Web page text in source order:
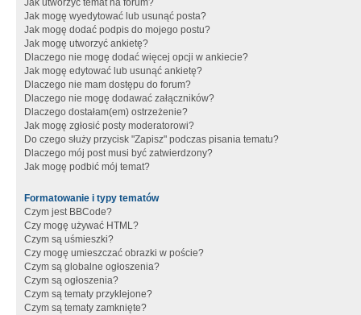
Jak utworzyć temat na forum?
Jak mogę wyedytować lub usunąć posta?
Jak mogę dodać podpis do mojego postu?
Jak mogę utworzyć ankietę?
Dlaczego nie mogę dodać więcej opcji w ankiecie?
Jak mogę edytować lub usunąć ankietę?
Dlaczego nie mam dostępu do forum?
Dlaczego nie mogę dodawać załączników?
Dlaczego dostałam(em) ostrzeżenie?
Jak mogę zgłosić posty moderatorowi?
Do czego służy przycisk "Zapisz" podczas pisania tematu?
Dlaczego mój post musi być zatwierdzony?
Jak mogę podbić mój temat?
Formatowanie i typy tematów
Czym jest BBCode?
Czy mogę używać HTML?
Czym są uśmieszki?
Czy mogę umieszczać obrazki w poście?
Czym są globalne ogłoszenia?
Czym są ogłoszenia?
Czym są tematy przyklejone?
Czym są tematy zamknięte?